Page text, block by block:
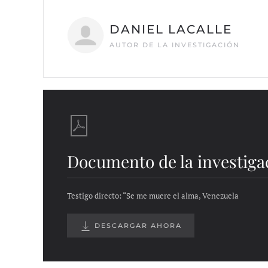
DANIEL LACALLE
AUTOR DE LA INVESTIGACIÓN
Documento de la
Testigo directo: “Se me muere el alma, Venezuela
DESCARGAR AHORA